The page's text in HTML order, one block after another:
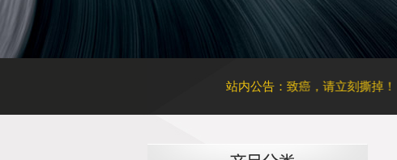
站内公告：
太阳膜起泡恐致癌，请立刻撕掉！车窗